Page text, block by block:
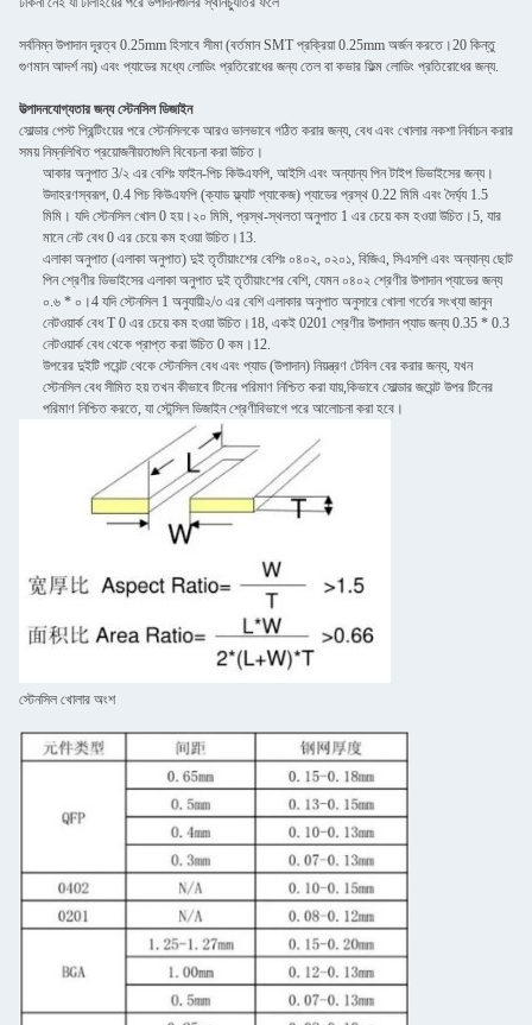
সর্বনিম্ন উপাদান দূরত্ব 0.25mm হিসাবে সীমা (বর্তমান SMT প্রক্রিয়া 0.25mm অর্জন করতে।20 কিন্তু
গুণমান আদর্শ নয়) এবং প্যাডের মধ্যে লোডিং প্রতিরোধের জন্য তেল বা কভার ফিল্ম লোডিং প্রতিরোধের জন্য.
উত্পাদনযোগ্যতার জন্য স্টেনসিল ডিজাইন
সোল্ডার পেস্ট প্রিন্টিংয়ের পরে স্টেনসিলকে আরও ভালভাবে গঠিত করার জন্য, বেধ এবং খোলার নকশা নির্বাচন করার
সময় নিম্নলিখিত প্রয়োজনীয়তাগুলি বিবেচনা করা উচিত।
আকার অনুপাত 3/২ এর বেশিঃ ফাইন-পিচ কিউএফপি, আইসি এবং অন্যান্য পিন টাইপ ডিভাইসের জন্য।
উদাহরণস্বরূপ, 0.4 পিচ কিউএফপি (ক্যাড ফ্ল্যাট প্যাকেজ) প্যাডের প্রস্থ 0.22 মিমি এবং দৈর্ঘ্য 1.5
মিমি। যদি স্টেনসিল খোল 0 হয়।২০ মিমি, প্রস্থ-স্থলতা অনুপাত 1 এর চেয়ে কম হওয়া উচিত।5, যার
মানে নেট বেধ 0 এর চেয়ে কম হওয়া উচিত।13.
এলাকা অনুপাত (এলাকা অনুপাত) দুই তৃতীয়াংশের বেশিঃ ০৪০২, ০২০১, বিজিএ, সিএসপি এবং অন্যান্য ছোট
পিন শ্রেণীর ডিভাইসের এলাকা অনুপাত দুই তৃতীয়াংশের বেশি, যেমন ০৪০২ শ্রেণীর উপাদান প্যাডের জন্য
০.৬ * ০।4 যদি স্টেনসিল 1 অনুযায়ী২/৩ এর বেশি এলাকার অনুপাত অনুসারে খোলা গর্তের সংখ্যা জানুন
নেটওয়ার্ক বেধ T 0 এর চেয়ে কম হওয়া উচিত।18, একই 0201 শ্রেণীর উপাদান প্যাড জন্য 0.35 * 0.3
নেটওয়ার্ক বেধ থেকে প্রাপ্ত করা উচিত 0 কম।12.
উপরের দুইটি পয়েন্ট থেকে স্টেনসিল বেধ এবং প্যাড (উপাদান) নিয়ন্ত্রণ টেবিল বের করার জন্য, যখন
স্টেনসিল বেধ সীমিত হয় তখন কীভাবে টিনের পরিমাণ নিশ্চিত করা যায়,কিভাবে সোল্ডার জয়েন্ট উপর টিনের
পরিমাণ নিশ্চিত করতে, যা স্টেন্সিল ডিজাইন শ্রেণীবিভাগে পরে আলোচনা করা হবে।
স্টেনসিল খোলার অংশ